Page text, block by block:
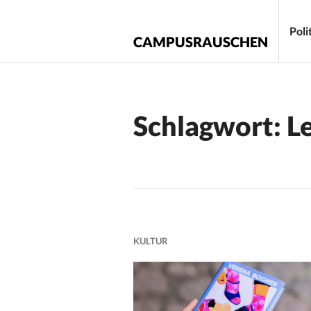
CAMPUSRAUSCHEN
Schlagwort:
KULTUR